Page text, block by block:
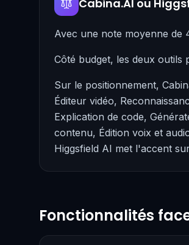
Cabina.AI ou
Avec une note moyenne de
Côté budget, les deux
Sur le positionnement,
Éditeur vidéo,
Explication de code,
contenu, Édition voix et
Higgsfield AI met l'accent
Fonctionnalités